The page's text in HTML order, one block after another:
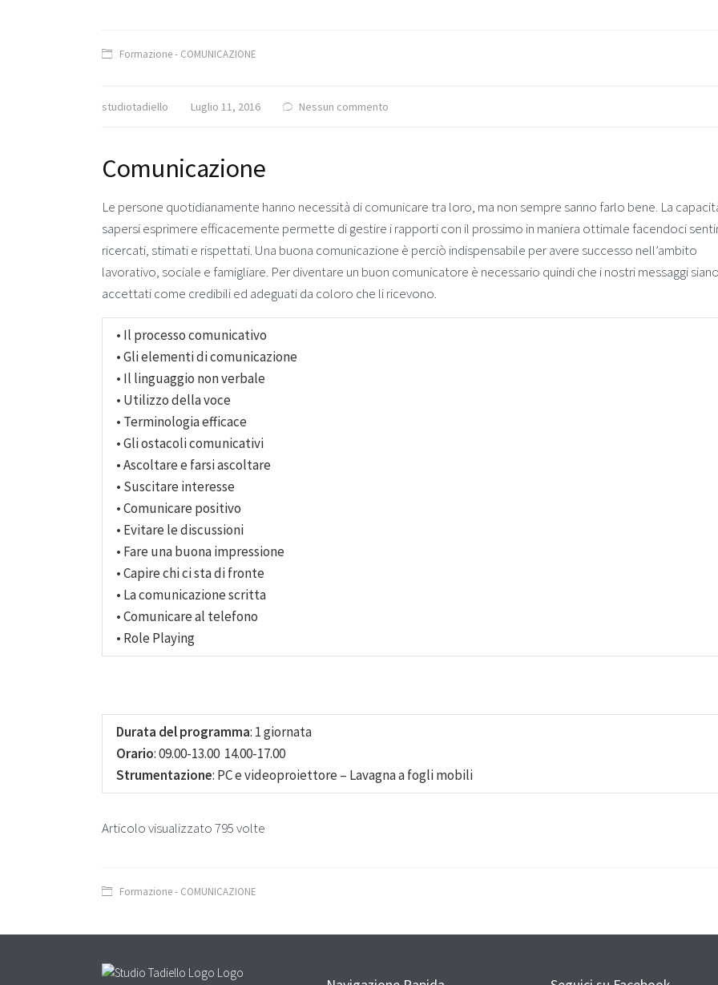
Formazione - COMUNICAZIONE
studiotadiello Luglio 11, 2016 Nessun commento
Comunicazione
Le persone quotidianamente hanno necessità di comunicare tra loro, ma non sempre sanno farlo bene. La
sapersi esprimere efficacemente permette di gestire i rapporti con il prossimo in maniera ottimale facendoci
ricercati, stimati e rispettati. Una buona comunicazione è perciò indispensabile per avere successo nell’ambito
lavorativo, sociale e famigliare. Per diventare un buon comunicatore è necessario quindi che i nostri messaggi
accettati come credibili ed adeguati da coloro che li ricevono.
• Il processo comunicativo
• Gli elementi di comunicazione
• Il linguaggio non verbale
• Utilizzo della voce
• Terminologia efficace
• Gli ostacoli comunicativi
• Ascoltare e farsi ascoltare
• Suscitare interesse
• Comunicare positivo
• Evitare le discussioni
• Fare una buona impressione
• Capire chi ci sta di fronte
• La comunicazione scritta
• Comunicare al telefono
• Role Playing
Durata del programma: 1 giornata
Orario: 09.00-13.00 14.00-17.00
Strumentazione: PC e videoproiettore – Lavagna a fogli mobili
Articolo visualizzato 795 volte
Formazione - COMUNICAZIONE